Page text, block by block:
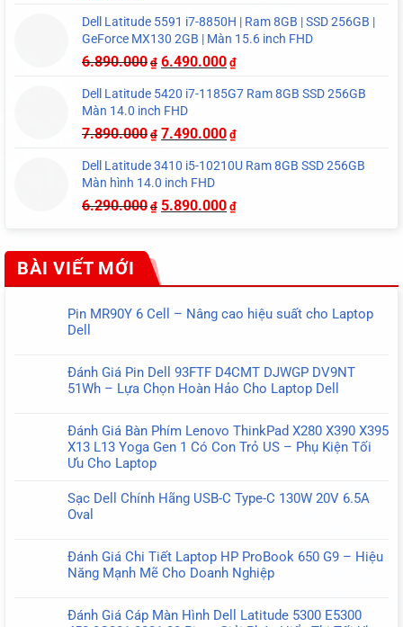
Dell Latitude 5591 i7-8850H | Ram 8GB | SSD 256GB |
GeForce MX130 2GB | Màn 15.6 inch FHD
6.890.000 ₫ 6.490.000 ₫
Dell Latitude 5420 i7-1185G7 Ram 8GB SSD 256GB
Màn 14.0 inch FHD
7.890.000 ₫ 7.490.000 ₫
Dell Latitude 3410 i5-10210U Ram 8GB SSD 256GB
Màn hình 14.0 inch FHD
6.290.000 ₫ 5.890.000 ₫
BÀI VIẾT MỚI
Pin MR90Y 6 Cell – Nâng cao hiệu suất cho Laptop
Dell
bình
luận
Pin
MR90Y
6
–
Nâng
cao
suất
cho
Đánh Giá Pin Dell 93FTF D4CMT DJWGP DV9NT
51Wh – Lựa Chọn Hoàn Hảo Cho Laptop Dell
bình
luận
ở
Giá
Pin
93FTF
D4CMT
DJWGP
51Wh
Đánh Giá Bàn Phím Lenovo ThinkPad X280 X390 X395
X13 L13 Yoga Gen 1 Có Con Trỏ US – Phụ Kiện Tối
Ưu Cho Laptop
có
bình
Đánh
Giá
Phím
Lenovo
Sạc Dell Chính Hãng USB-C Type-C 130W 20V 6.5A
Oval
bình
luận
Sạc
Đánh Giá Chi Tiết Laptop HP ProBook 650 G9 – Hiệu
Năng Mạnh Mẽ Cho Doanh Nghiệp
bình
Đánh Giá Cáp Màn Hình Dell Latitude 5300 E5300